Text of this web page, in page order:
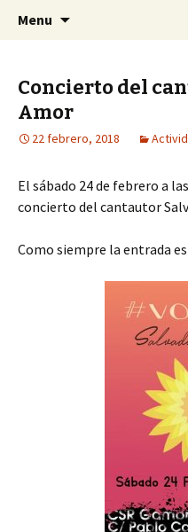
CSR Gamonal
Centro Social
Menu
Concierto del
Amor
22 febrero, 2018
El sábado 24 de febrero a
concierto del cantautor
Como siempre la entrada